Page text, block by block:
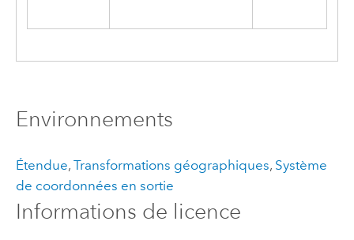
Environnements
Étendue, Transformations géographiques, Système
de coordonnées en sortie
Informations de licence